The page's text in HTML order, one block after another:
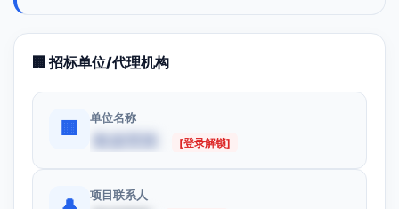
🏢 招标单位/代理机构
🏢
单位名称
数据受限 [登录解锁]
项目联系人